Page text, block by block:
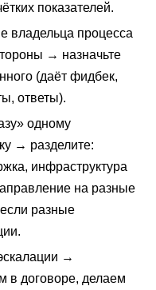
показателей.
владельца процесса
→ назначьте
(даёт фидбек,
ответы).
одному
→ разделите:
инфраструктура
на разные
разные
→
в договоре, делаем